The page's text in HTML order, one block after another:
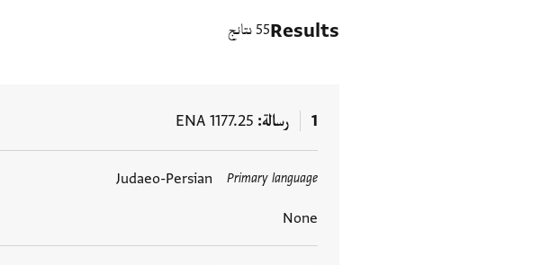
Results55 نتائج
1 رسالة ENA 1177.25
Primary language
Judaeo-Persian
None
العلامات